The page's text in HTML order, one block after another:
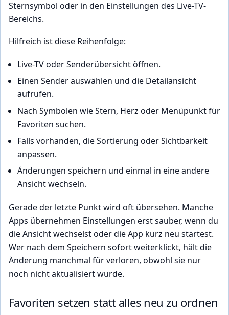
Sternsymbol oder in den Einstellungen des Live-TV-
Bereichs.
Hilfreich ist diese Reihenfolge:
Live-TV oder Senderübersicht öffnen.
Einen Sender auswählen und die Detailansicht
aufrufen.
Nach Symbolen wie Stern, Herz oder Menüpunkt für
Favoriten suchen.
Falls vorhanden, die Sortierung oder Sichtbarkeit
anpassen.
Änderungen speichern und einmal in eine andere
Ansicht wechseln.
Gerade der letzte Punkt wird oft übersehen. Manche
Apps übernehmen Einstellungen erst sauber, wenn du
die Ansicht wechselst oder die App kurz neu startest.
Wer nach dem Speichern sofort weiterklickt, hält die
Änderung manchmal für verloren, obwohl sie nur
noch nicht aktualisiert wurde.
Favoriten setzen statt alles neu zu ordnen